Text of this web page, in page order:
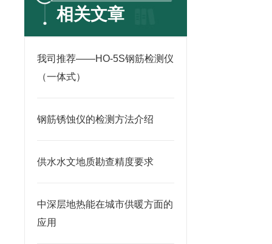
相关文章
我司推荐——HO-5S钢筋检测仪
（一体式）
钢筋锈蚀仪的检测方法介绍
供水水文地质勘查精度要求
中深层地热能在城市供暖方面的
应用